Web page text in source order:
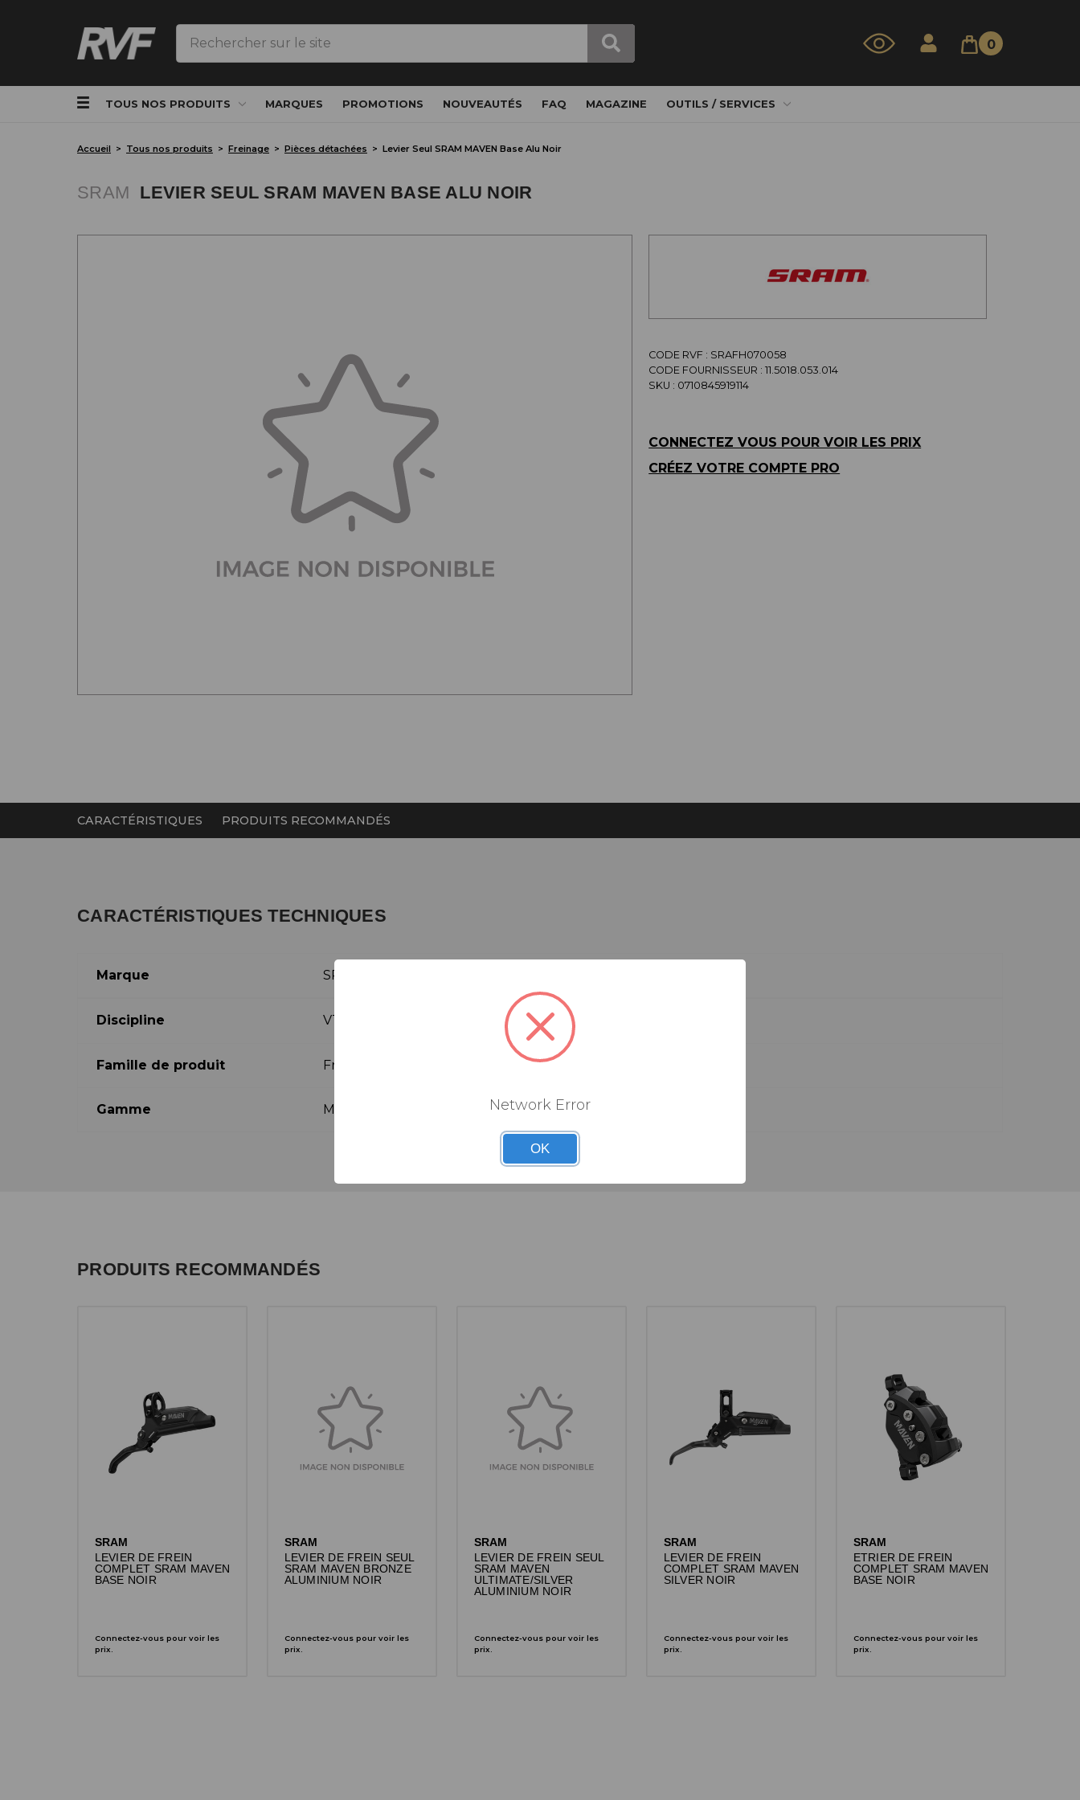
0
TOUS NOS PRODUITS MARQUES PROMOTIONS NOUVEAUTÉS FAQ MAGAZINE OUTILS / SERVICES
Accueil Tous nos produits Freinage Pièces détachées Levier Seul SRAM MAVEN Base Alu Noir
SRAM LEVIER SEUL SRAM MAVEN BASE ALU NOIR
CODE RVF : SRAFH070058
CODE FOURNISSEUR :11.5018.053.014
SKU : 0710845919114
CONNECTEZ VOUS POUR VOIR LES PRIX
CRÉEZ VOTRE COMPTE PRO
CARACTÉRISTIQUES PRODUITS RECOMMANDÉS
CARACTÉRISTIQUES TECHNIQUES
Marque SRAM
Discipline VTT
Famille de produit Frein à disque / Pièces détachées
Gamme Maven
PRODUITS RECOMMANDÉS
SRAM
LEVIER DE FREIN
COMPLET SRAM MAVEN
BASE NOIR
Connectez-vous pour voir les
prix.
SRAM
LEVIER DE FREIN SEUL
SRAM MAVEN BRONZE
ALUMINIUM NOIR
Connectez-vous pour voir les
prix.
SRAM
LEVIER DE FREIN SEUL
SRAM MAVEN
ULTIMATE/SILVER
ALUMINIUM NOIR
Connectez-vous pour voir les
prix.
SRAM
LEVIER DE FREIN
COMPLET SRAM MAVEN
SILVER NOIR
Connectez-vous pour voir les
prix.
SRAM
ETRIER DE FREIN
COMPLET SRAM MAVEN
BASE NOIR
Connectez-vous pour voir les
prix.
Network Error
OK